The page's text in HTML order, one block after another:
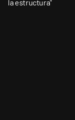
la estructura"